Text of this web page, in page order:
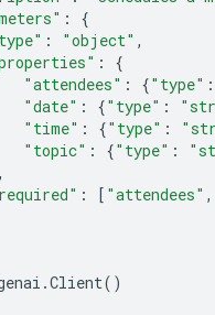
:
{
: "object" ,
:
{
"attendees" : {"type" :
"date" : {"type" :
"time" : {"type" :
"topic" : {"type" :
: [ "attendees" ,
.Client()